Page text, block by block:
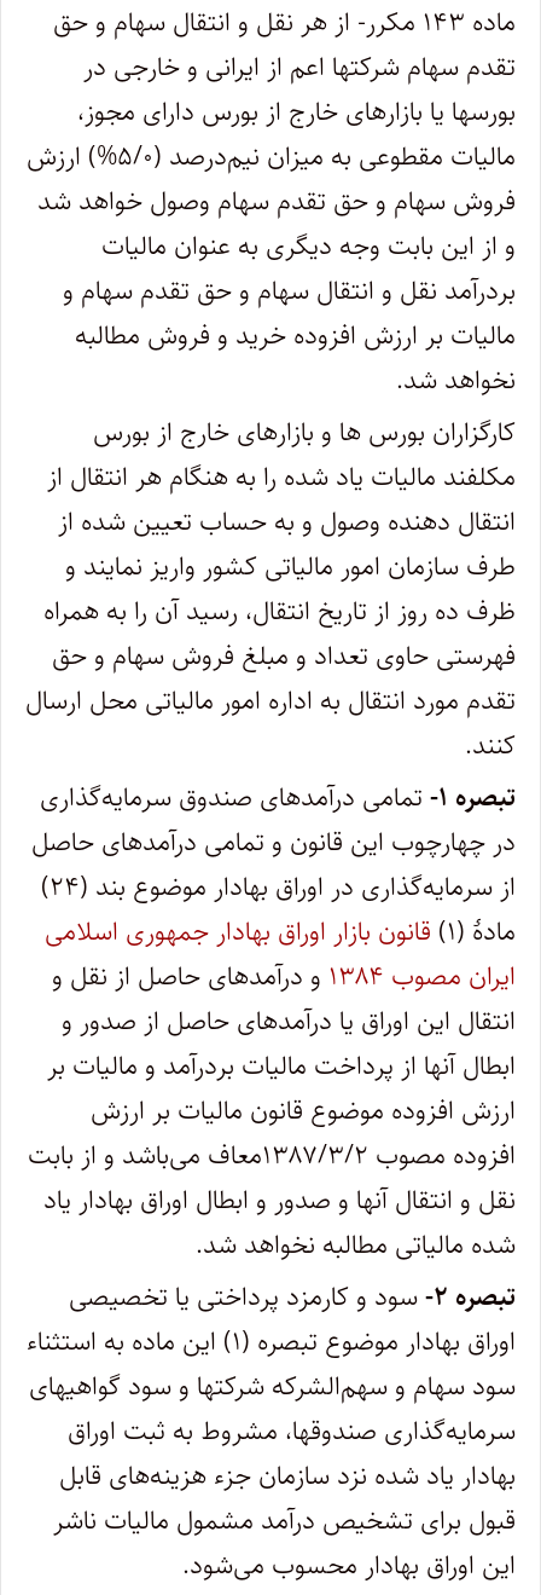
ماده ۱۴۳ مکرر- از هر نقل و انتقال سهام و حق
تقدم سهام شرکتها اعم از ایرانی و خارجی در
بورسها یا بازارهای خارج از بورس دارای مجوز،
مالیات مقطوعی به میزان نیم‌درصد (۵/۰%) ارزش
فروش سهام و حق تقدم سهام وصول خواهد شد
و از این بابت وجه دیگری به عنوان مالیات
بردرآمد نقل و انتقال سهام و حق تقدم سهام و
مالیات بر ارزش افزوده خرید و فروش مطالبه
نخواهد شد.
کارگزاران بورس ها و بازارهای خارج از بورس
مکلفند مالیات یاد شده را به هنگام هر انتقال از
انتقال دهنده وصول و به حساب تعیین شده از
طرف سازمان امور مالیاتی کشور واریز نمایند و
ظرف ده روز از تاریخ انتقال، رسید آن را به همراه
فهرستی حاوی تعداد و مبلغ فروش سهام و حق
تقدم مورد انتقال به اداره امور مالیاتی محل ارسال
کنند.
تبصره ۱-
تمامی درآمدهای صندوق سرمایه‌گذاری
در چهارچوب این قانون و تمامی درآمدهای حاصل
از سرمایه‌گذاری در اوراق بهادار موضوع بند (۲۴)
مادۀ (۱)
قانون بازار اوراق بهادار جمهوری اسلامی
ایران مصوب ۱۳۸۴
و درآمدهای حاصل از نقل و
انتقال این اوراق یا درآمدهای حاصل از صدور و
ابطال آنها از پرداخت مالیات بردرآمد و مالیات بر
ارزش افزوده موضوع قانون مالیات بر ارزش
افزوده مصوب ۱۳۸۷/۳/۲معاف می‌باشد و از بابت
نقل و انتقال آنها و صدور و ابطال اوراق بهادار یاد
شده مالیاتی مطالبه نخواهد شد.
تبصره ۲-
سود و کارمزد پرداختی یا تخصیصی
اوراق بهادار موضوع تبصره (۱) این ماده به استثناء
سود سهام و سهم‌الشرکه شرکتها و سود گواهیهای
سرمایه‌گذاری صندوقها، مشروط به ثبت اوراق
بهادار یاد شده نزد سازمان جزء هزینه‌های قابل
قبول برای تشخیص درآمد مشمول مالیات ناشر
این اوراق بهادار محسوب می‌شود.